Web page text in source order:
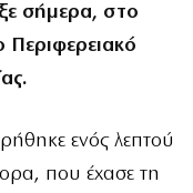
σήμερα, στο
Περιφερειακό
ενός λεπτού
που έχασε τη